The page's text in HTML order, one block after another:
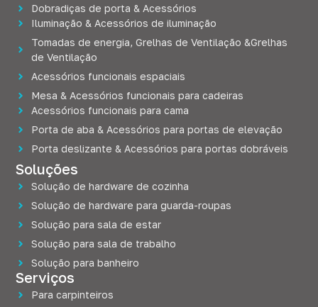
Dobradiças de porta & Acessórios
Iluminação & Acessórios de iluminação
Tomadas de energia, Grelhas de Ventilação &Grelhas
de Ventilação
Acessórios funcionais espaciais
Mesa & Acessórios funcionais para cadeiras
Acessórios funcionais para cama
Porta de aba & Acessórios para portas de elevação
Porta deslizante & Acessórios para portas dobráveis
Soluções
Solução de hardware de cozinha
Solução de hardware para guarda-roupas
Solução para sala de estar
Solução para sala de trabalho
Solução para banheiro
Serviços
Para carpinteiros